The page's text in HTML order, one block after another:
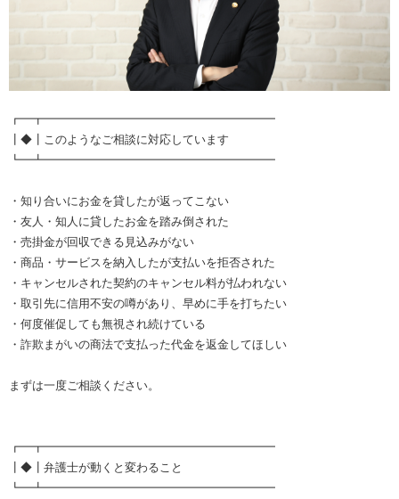
┏━┳━━━━━━━━━━━━━━━━━━━━
┃◆┃このようなご相談に対応しています
┗━┻━━━━━━━━━━━━━━━━━━━━
・知り合いにお金を貸したが返ってこない
・友人・知人に貸したお金を踏み倒された
・売掛金が回収できる見込みがない
・商品・サービスを納入したが支払いを拒否された
・キャンセルされた契約のキャンセル料が払われない
・取引先に信用不安の噂があり、早めに手を打ちたい
・何度催促しても無視され続けている
・詐欺まがいの商法で支払った代金を返金してほしい
まずは一度ご相談ください。
┏━┳━━━━━━━━━━━━━━━━━━━━
┃◆┃弁護士が動くと変わること
┗━┻━━━━━━━━━━━━━━━━━━━━